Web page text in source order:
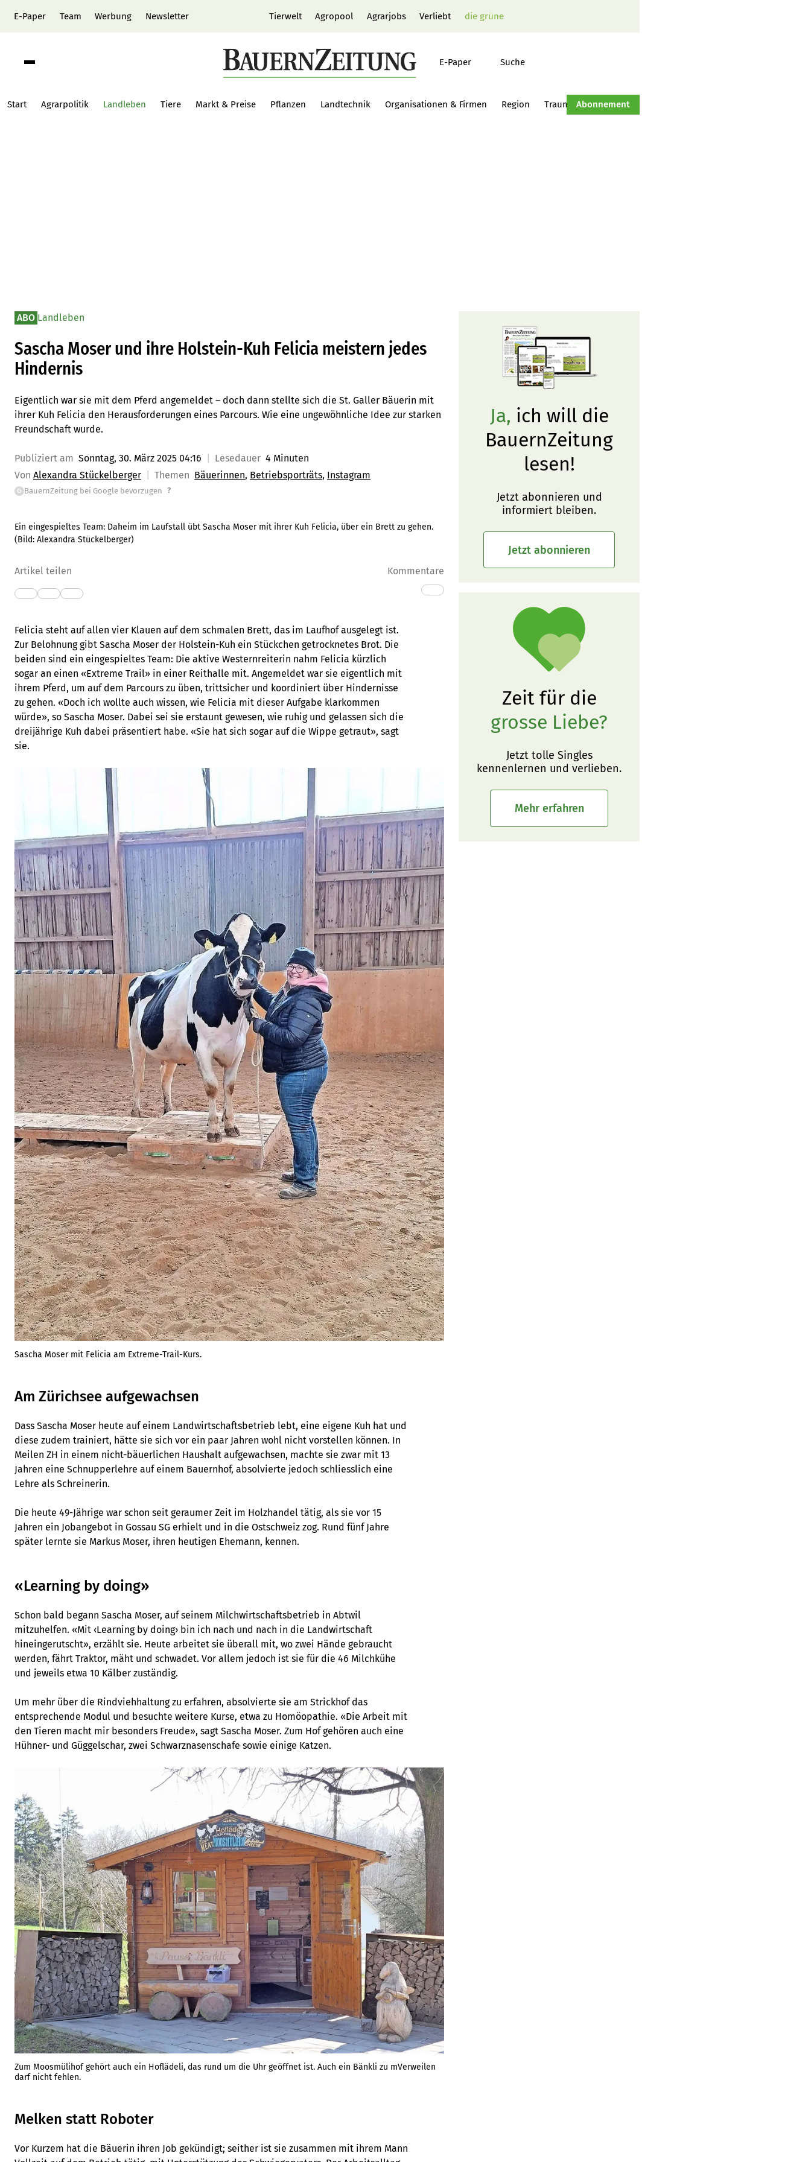
E-Paper Team Werbung Newsletter Tierwelt Agropool Agrarjobs Verliebt die grüne
E-Paper Suche
Start Agrarpolitik Landleben Tiere Markt & Preise Pflanzen Landtechnik Organisationen & Firmen Region Traumtraktor Hof-Management
Abonnement
ABO Landleben
Sascha Moser und ihre Holstein-Kuh Felicia meistern jedes
Hindernis
Eigentlich war sie mit dem Pferd angemeldet – doch dann stellte sich die St. Galler Bäuerin mit
ihrer Kuh Felicia den Herausforderungen eines Parcours. Wie eine ungewöhnliche Idee zur starken
Freundschaft wurde.
Publiziert am Sonntag, 30. März 2025 04:16 Lesedauer 4 Minuten
Von Alexandra Stückelberger Themen Bäuerinnen Betriebsporträts Instagram
G BauernZeitung bei Google bevorzugen ?
Ein eingespieltes Team: Daheim im Laufstall übt Sascha Moser mit ihrer Kuh Felicia, über ein Brett zu gehen.
(Bild: Alexandra Stückelberger)
Artikel teilen Kommentare
Felicia steht auf allen vier Klauen auf dem schmalen Brett, das im Laufhof ausgelegt ist.
Zur Belohnung gibt Sascha Moser der Holstein-Kuh ein Stückchen getrocknetes Brot. Die
beiden sind ein eingespieltes Team: Die aktive Westernreiterin nahm Felicia kürzlich
sogar an einen «Extreme Trail» in einer Reithalle mit. Angemeldet war sie eigentlich mit
ihrem Pferd, um auf dem Parcours zu üben, trittsicher und koordiniert über Hindernisse
zu gehen. «Doch ich wollte auch wissen, wie Felicia mit dieser Aufgabe klarkommen
würde», so Sascha Moser. Dabei sei sie erstaunt gewesen, wie ruhig und gelassen sich die
dreijährige Kuh dabei präsentiert habe. «Sie hat sich sogar auf die Wippe getraut», sagt
sie.
Sascha Moser mit Felicia am Extreme-Trail-Kurs.
Am Zürichsee aufgewachsen
Dass Sascha Moser heute auf einem Landwirtschaftsbetrieb lebt, eine eigene Kuh hat und
diese zudem trainiert, hätte sie sich vor ein paar Jahren wohl nicht vorstellen können. In
Meilen ZH in einem nicht-bäuerlichen Haushalt aufgewachsen, machte sie zwar mit 13
Jahren eine Schnupperlehre auf einem Bauernhof, absolvierte jedoch schliesslich eine
Lehre als Schreinerin.
Die heute 49-Jährige war schon seit geraumer Zeit im Holzhandel tätig, als sie vor 15
Jahren ein Jobangebot in Gossau SG erhielt und in die Ostschweiz zog. Rund fünf Jahre
später lernte sie Markus Moser, ihren heutigen Ehemann, kennen.
«Learning by doing»
Schon bald begann Sascha Moser, auf seinem Milchwirtschaftsbetrieb in Abtwil
mitzuhelfen. «Mit ‹Learning by doing› bin ich nach und nach in die Landwirtschaft
hineingerutscht», erzählt sie. Heute arbeitet sie überall mit, wo zwei Hände gebraucht
werden, fährt Traktor, mäht und schwadet. Vor allem jedoch ist sie für die 46 Milchkühe
und jeweils etwa 10 Kälber zuständig.
Um mehr über die Rindviehhaltung zu erfahren, absolvierte sie am Strickhof das
entsprechende Modul und besuchte weitere Kurse, etwa zu Homöopathie. «Die Arbeit mit
den Tieren macht mir besonders Freude», sagt Sascha Moser. Zum Hof gehören auch eine
Hühner- und Güggelschar, zwei Schwarznasenschafe sowie einige Katzen.
Zum Moosmülihof gehört auch ein Hoflädeli, das rund um die Uhr geöffnet ist. Auch ein Bänkli zu mVerweilen
darf nicht fehlen.
Melken statt Roboter
Vor Kurzem hat die Bäuerin ihren Job gekündigt; seither ist sie zusammen mit ihrem Mann
Ja, ich will die
BauernZeitung
lesen!
Jetzt abonnieren und
informiert bleiben.
Jetzt abonnieren
Zeit für die
grosse Liebe?
Jetzt tolle Singles
kennenlernen und verlieben.
Mehr erfahren